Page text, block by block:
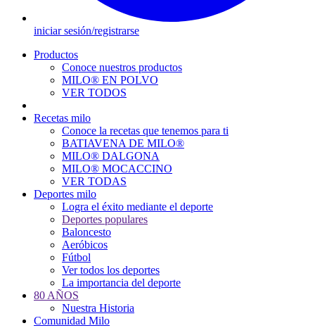
iniciar sesión/registrarse
navigation
Productos
Conoce nuestros productos
MILO® EN POLVO
VER TODOS
Recetas milo
Conoce la recetas que tenemos para ti
BATIAVENA DE MILO®
MILO® DALGONA
MILO® MOCACCINO
VER TODAS
Deportes milo
Logra el éxito mediante el deporte
Deportes populares
Baloncesto
Aeróbicos
Fútbol
Ver todos los deportes
La importancia del deporte
80 AÑOS
Nuestra Historia
Comunidad Milo